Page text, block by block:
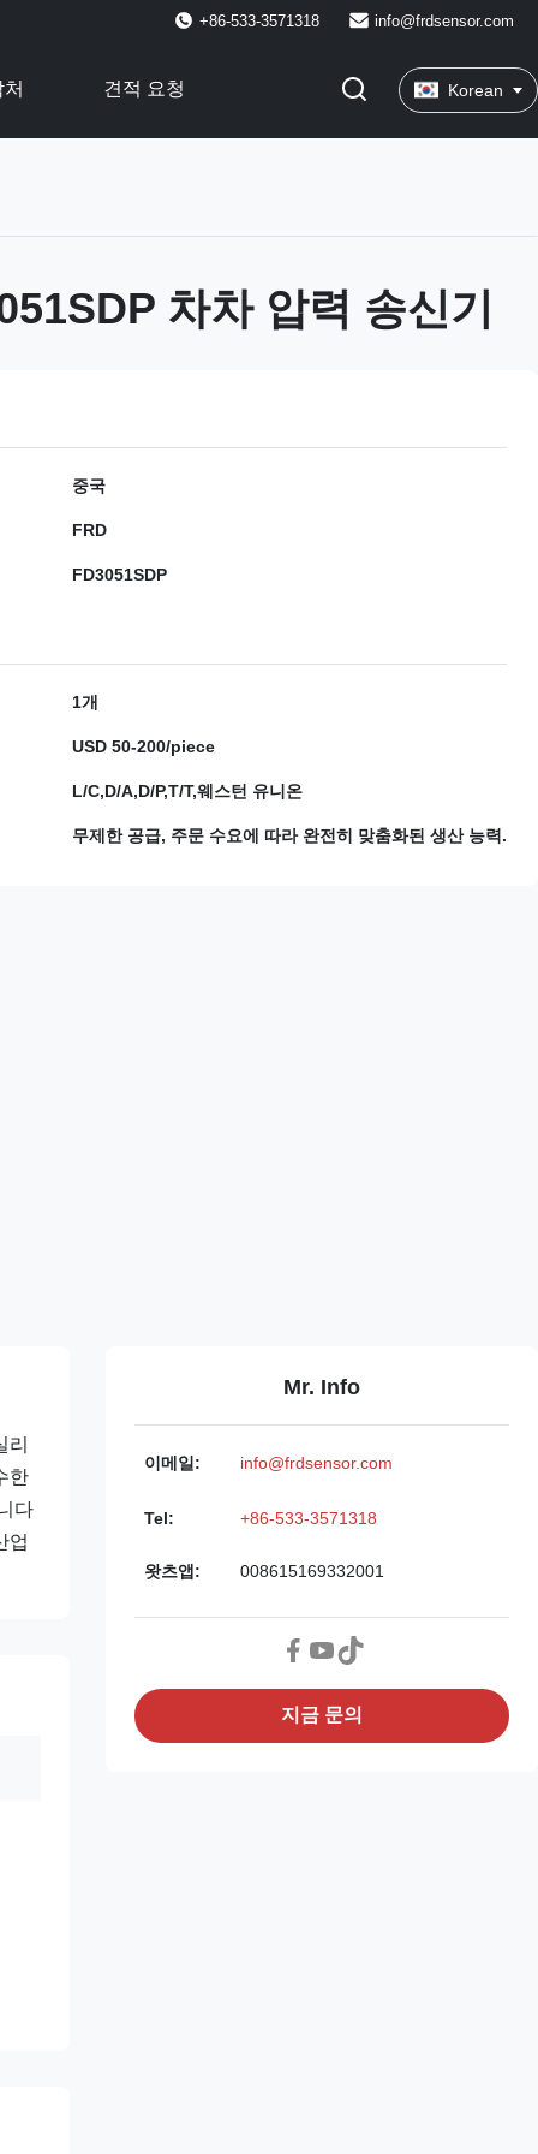
+86-533-3571318 info@frdsensor.com
견적 요청 Korean
차차 압력 송신기
중국
FRD
FD3051SDP
1개
USD 50-200/piece
L/C,D/A,D/P,T/T,웨스턴 유니온
무제한 공급, 주문 수요에 따라 완전히 맞춤화된 생산 능력.
리
한
다
업
Mr. Info
이메일: info@frdsensor.com
Tel: +86-533-3571318
왓츠앱: 008615169332001
지금 문의